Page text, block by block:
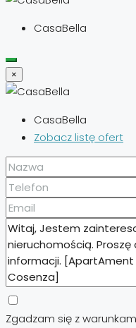
CasaBella
×
CasaBella
Zobacz listę ofert
Zgadzam się z